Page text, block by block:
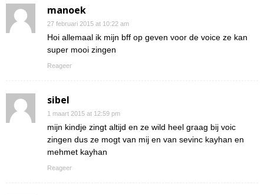
manoek
27 februari 2015 at 10:22 am
Hoi allemaal ik mijn bff op geven voor de voice ze kan
super mooi zingen
Reageer
sibel
1 maart 2015 at 12:59 pm
mijn kindje zingt altijd en ze wild heel graag bij voic
zingen dus ze mogt van mij en van sevinc kayhan en
mehmet kayhan
Reageer